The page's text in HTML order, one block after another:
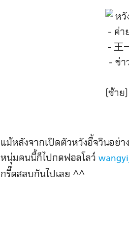
(ซ้าย
แม้หลังจากเปิดตัวหวังอี้จวินอย่
หนุ่มคนนี้ก็ไปกดฟอลโลว์
กรี๊ดสลบกันไปเลย ^^